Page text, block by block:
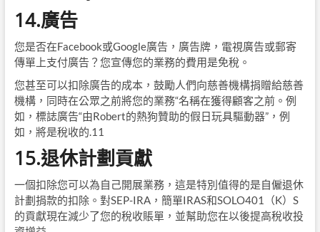
14.廣告
您是否在Facebook或Google廣告，廣告牌，電視廣告或郵寄
傳單上支付廣告？您宣傳您的業務的費用是免稅。
您甚至可以扣除廣告的成本，鼓勵人們向慈善機構捐贈給慈善
機構，同時在公眾之前將您的業務“名稱在獲得顧客之前。例
如，標誌廣告“由Robert的熱狗贊助的假日玩具驅動器”，例
如，將是稅收的.11
15.退休計劃貢獻
一個扣除您可以為自己開展業務，這是特別值得的是自僱退休
計劃捐款的扣除。對SEP-IRA，簡單IRAS和SOLO401（K）S
的貢獻現在減少了您的稅收賬單，並幫助您在以後提高稅收投